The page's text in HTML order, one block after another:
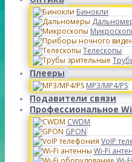
Бинокли
Телескопы
Плееры
MP3/MP4/PS
Подавители связи
Профессиональное
CWDM
GPON
VoIP
Wi-Fi